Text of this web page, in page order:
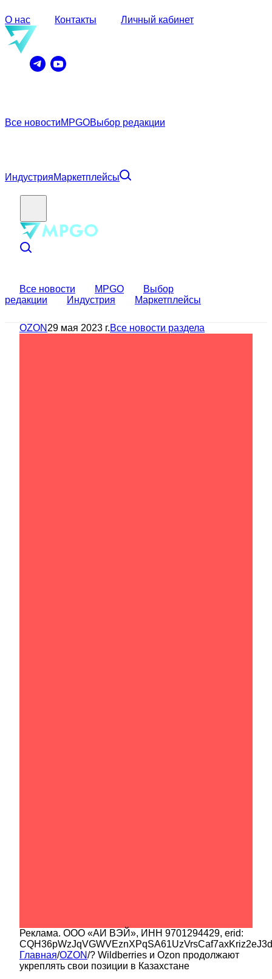
О нас Контакты Личный кабинет
Все новостиMPGOВыбор редакции
ИндустрияМаркетплейсы
Все новости MPGO
Выбор
редакции
Индустрия Маркетплейсы
OZON 29 мая 2023 г.Все новости раздела
Реклама. ООО «АИ ВЭЙ», ИНН 9701294429, erid:
Главная/OZON/? Wildberries и Ozon продолжают
укреплять свои позиции в Казахстане